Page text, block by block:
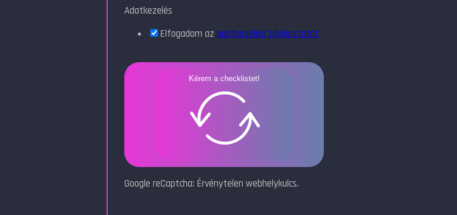
Adatkezelés
Elfogadom az adatkezelési tájékoztatót
Kérem a checklistet!
Google reCaptcha: Érvénytelen webhelykulcs.